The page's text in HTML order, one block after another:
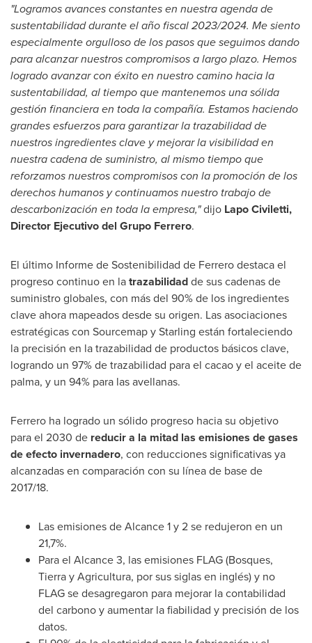
"Logramos avances constantes en nuestra agenda de
sustentabilidad durante el año fiscal 2023/2024. Me siento
especialmente orgulloso de los pasos que seguimos dando
para alcanzar nuestros compromisos a largo plazo. Hemos
logrado avanzar con éxito en nuestro camino hacia la
sustentabilidad, al tiempo que mantenemos una sólida
gestión financiera en toda la compañía. Estamos haciendo
grandes esfuerzos para garantizar la trazabilidad de
nuestros ingredientes clave y mejorar la visibilidad en
nuestra cadena de suministro, al mismo tiempo que
reforzamos nuestros compromisos con la promoción de los
derechos humanos y continuamos nuestro trabajo de
descarbonización en toda la empresa,"dijo Lapo Civiletti,
Director Ejecutivo del Grupo Ferrero.
El último Informe de Sostenibilidad de Ferrero destaca el
progreso continuo en latrazabilidadde sus cadenas de
suministro globales, con más del 90% de los ingredientes
clave ahora mapeados desde su origen. Las asociaciones
estratégicas con Sourcemap y Starling están fortaleciendo
la precisión en la trazabilidad de productos básicos clave,
logrando un 97% de trazabilidad para el cacao y el aceite de
palma, y un 94% para las avellanas.
Ferrero ha logrado un sólido progreso hacia su objetivo
para el 2030 de reducir a la mitad las emisiones de gases
de efecto invernadero, con reducciones significativas ya
alcanzadas en comparación con su línea de base de
2017/18.
Las emisiones de Alcance 1 y 2 se redujeron en un
21,7%.
Para el Alcance 3, las emisiones FLAG (Bosques,
Tierra y Agricultura, por sus siglas en inglés) y no
FLAG se desagregaron para mejorar la contabilidad
del carbono y aumentar la fiabilidad y precisión de los
datos.